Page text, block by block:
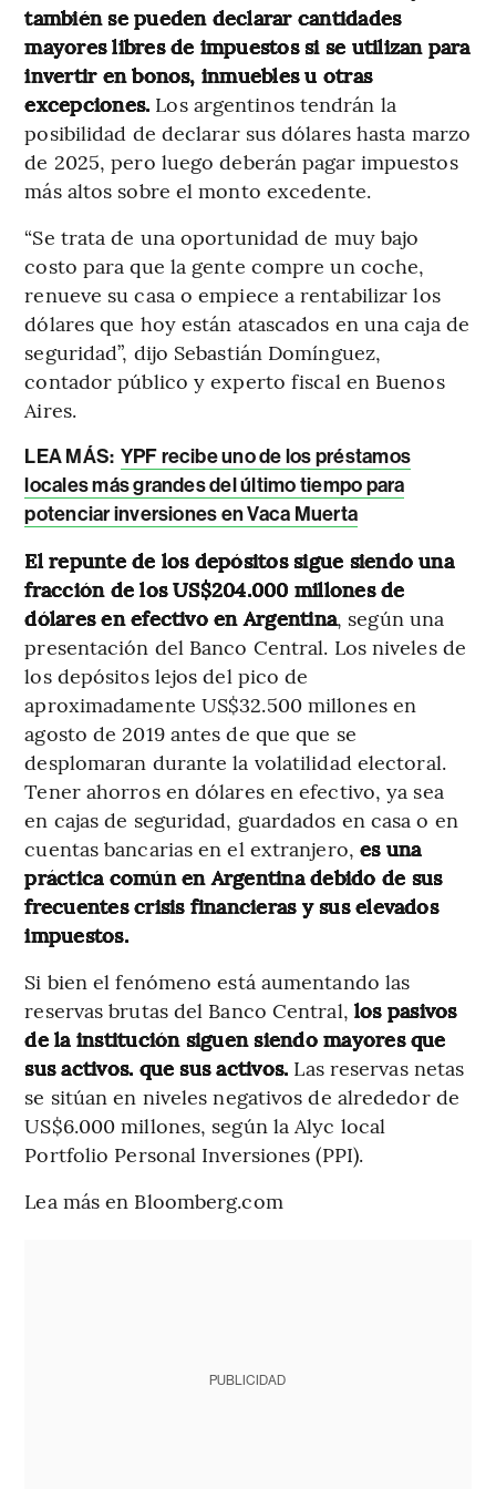
también se pueden declarar cantidades
mayores libres de impuestos si se utilizan para
invertir en bonos, inmuebles u otras
excepciones. Los argentinos tendrán la
posibilidad de declarar sus dólares hasta marzo
de 2025, pero luego deberán pagar impuestos
más altos sobre el monto excedente.
“Se trata de una oportunidad de muy bajo
costo para que la gente compre un coche,
renueve su casa o empiece a rentabilizar los
dólares que hoy están atascados en una caja de
seguridad”, dijo Sebastián Domínguez,
contador público y experto fiscal en Buenos
Aires.
LEA MÁS: YPF recibe uno de los préstamos
locales más grandes del último tiempo para
potenciar inversiones en Vaca Muerta
El repunte de los depósitos sigue siendo una
fracción de los US$204.000 millones de
dólares en efectivo en Argentina, según una
presentación del Banco Central. Los niveles de
los depósitos lejos del pico de
aproximadamente US$32.500 millones en
agosto de 2019 antes de que que se
desplomaran durante la volatilidad electoral.
Tener ahorros en dólares en efectivo, ya sea
en cajas de seguridad, guardados en casa o en
cuentas bancarias en el extranjero, es una
práctica común en Argentina debido de sus
frecuentes crisis financieras y sus elevados
impuestos.
Si bien el fenómeno está aumentando las
reservas brutas del Banco Central, los pasivos
de la institución siguen siendo mayores que
sus activos. que sus activos. Las reservas netas
se sitúan en niveles negativos de alrededor de
US$6.000 millones, según la Alyc local
Portfolio Personal Inversiones (PPI).
Lea más en Bloomberg.com
PUBLICIDAD